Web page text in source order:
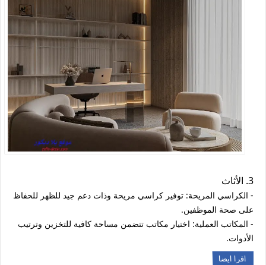
3. الأثاث
- الكراسي المريحة: توفير كراسي مريحة وذات دعم جيد للظهر للحفاظ
على صحة الموظفين.
- المكاتب العملية: اختيار مكاتب تتضمن مساحة كافية للتخزين وترتيب
الأدوات.
اقرا ايضا